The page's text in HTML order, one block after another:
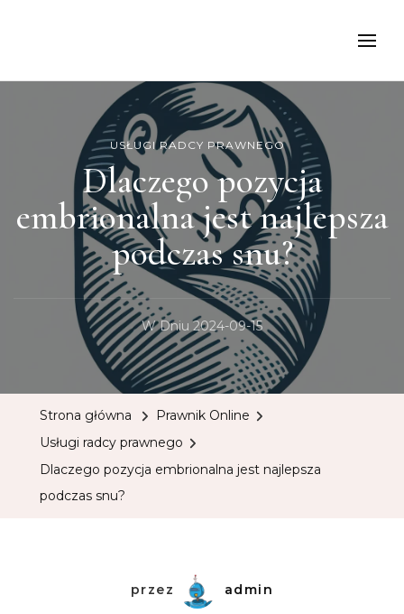
USŁUGI RADCY PRAWNEGO
Dlaczego pozycja
embrionalna jest najlepsza
podczas snu?
W Dniu2024-09-15
Strona główna
Prawnik Online
Usługi radcy prawnego
Dlaczego pozycja embrionalna jest najlepsza
podczas snu?
przez admin